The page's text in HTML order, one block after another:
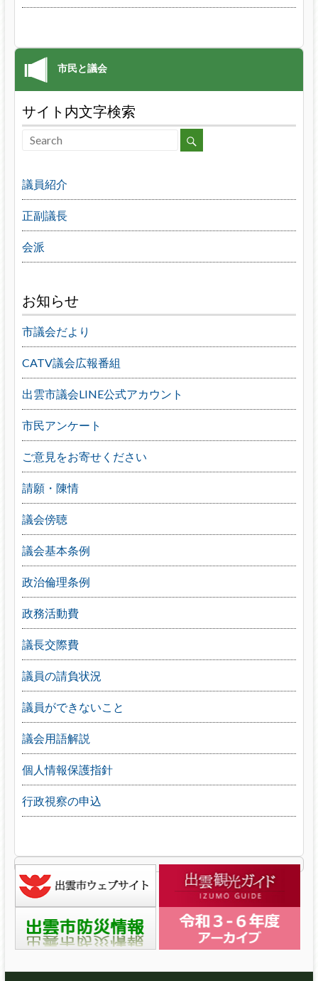
サイト内文字検索
議員紹介
正副議長
会派
お知らせ
市議会だより
CATV議会広報番組
出雲市議会LINE公式アカウント
市民アンケート
ご意見をお寄せください
請願・陳情
議会傍聴
議会基本条例
政治倫理条例
政務活動費
議長交際費
議員の請負状況
議員ができないこと
議会用語解説
個人情報保護指針
行政視察の申込